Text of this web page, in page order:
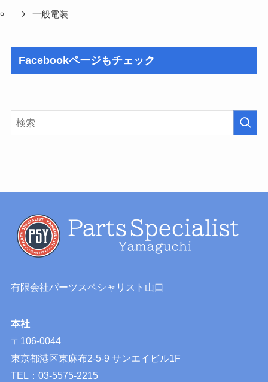
一般電装
Facebookページもチェック
有限会社パーツスペシャリスト山口
本社
〒106-0044
東京都港区東麻布2-5-9 サンエイビル1F
TEL：03-5575-2215